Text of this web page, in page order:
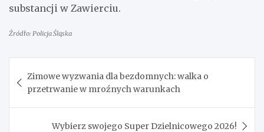
substancji w Zawierciu.
Źródło: Policja Śląska
wpisu
Zimowe wyzwania dla bezdomnych: walka o
przetrwanie w mroźnych warunkach
Wybierz swojego Super Dzielnicowego 2026!